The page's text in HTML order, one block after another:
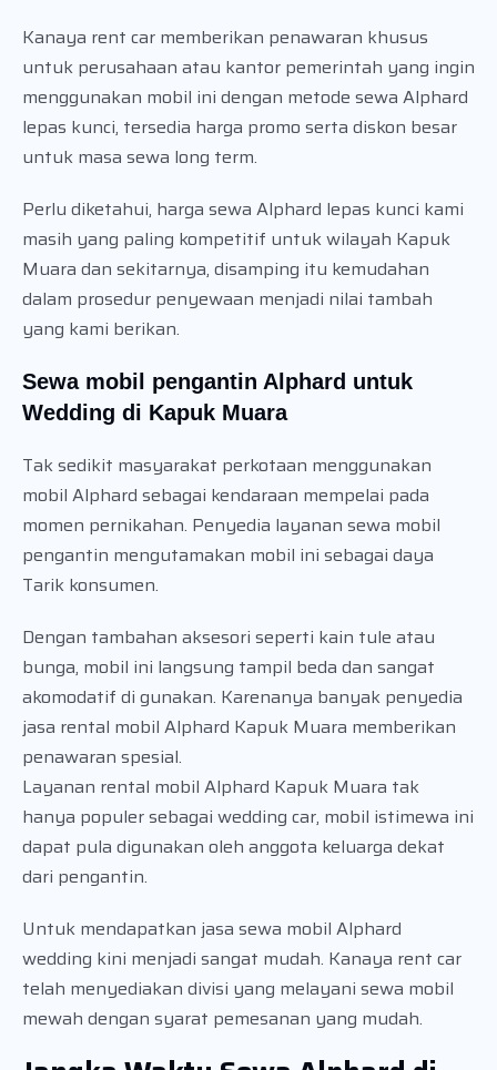
Kanaya rent car memberikan penawaran khusus
untuk perusahaan atau kantor pemerintah yang ingin
menggunakan mobil ini dengan metode sewa Alphard
lepas kunci, tersedia harga promo serta diskon besar
untuk masa sewa long term.
Perlu diketahui, harga sewa Alphard lepas kunci kami
masih yang paling kompetitif untuk wilayah Kapuk
Muara dan sekitarnya, disamping itu kemudahan
dalam prosedur penyewaan menjadi nilai tambah
yang kami berikan.
Sewa mobil pengantin Alphard untuk
Wedding di Kapuk Muara
Tak sedikit masyarakat perkotaan menggunakan
mobil Alphard sebagai kendaraan mempelai pada
momen pernikahan. Penyedia layanan sewa mobil
pengantin mengutamakan mobil ini sebagai daya
Tarik konsumen.
Dengan tambahan aksesori seperti kain tule atau
bunga, mobil ini langsung tampil beda dan sangat
akomodatif di gunakan. Karenanya banyak penyedia
jasa rental mobil Alphard Kapuk Muara memberikan
penawaran spesial.
Layanan rental mobil Alphard Kapuk Muara tak
hanya populer sebagai wedding car, mobil istimewa ini
dapat pula digunakan oleh anggota keluarga dekat
dari pengantin.
Untuk mendapatkan jasa sewa mobil Alphard
wedding kini menjadi sangat mudah. Kanaya rent car
telah menyediakan divisi yang melayani sewa mobil
mewah dengan syarat pemesanan yang mudah.